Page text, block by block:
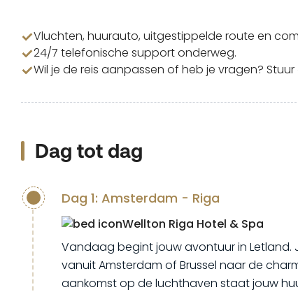
Vluchten, huurauto, uitgestippelde route en
24/7 telefonische support onderweg.
Wil je de reis aanpassen of heb je vragen? Stuur
Dag tot dag
Dag 1: Amsterdam - Riga
Wellton Riga Hotel & Spa
Vandaag begint jouw avontuur in Letland.
vanuit Amsterdam of Brussel naar de
aankomst op de luchthaven staat jouw